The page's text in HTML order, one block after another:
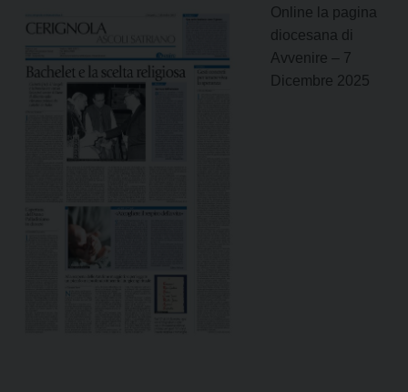
Online la pagina
diocesana di
Avvenire – 7
Dicembre 2025